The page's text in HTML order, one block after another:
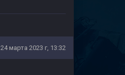
24 марта 2023 г, 13:32